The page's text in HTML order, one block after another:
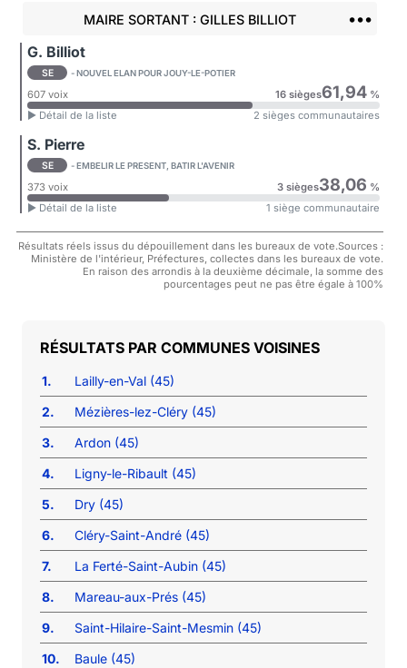
MAIRE SORTANT : GILLES BILLIOT •••
G. Billiot
SE - NOUVEL ELAN POUR JOUY-LE-POTIER
607 voix 16 sièges61,94%
► Détail de la liste
2 sièges communautaires
S. Pierre
SE - EMBELIR LE PRESENT, BATIR L'AVENIR
373 voix 3 sièges38,06 %
► Détail de la liste
1 siège communautaire
Résultats réels issus du dépouillement dans les bureaux de vote.Sources :
Ministère de l'intérieur, Préfectures, collectes dans les bureaux de vote.
En raison des arrondis à la deuxième décimale, la somme des
pourcentages peut ne pas être égale à 100%
COMMUNES VOISINES
1.
Lailly-en-Val (45)
2.
Mézières-lez-Cléry (45)
3.
Ardon (45)
4.
Ligny-le-Ribault (45)
5.
Dry (45)
6.
Cléry-Saint-André (45)
7.
La Ferté-Saint-Aubin (45)
8.
Mareau-aux-Prés (45)
9.
Saint-Hilaire-Saint-Mesmin (45)
10.
Baule (45)